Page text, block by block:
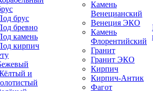
брус
бревно
камень
кирпич
и
Камень
Венецианский
Венеция ЭКО
Камень
Флорентийский
Гранит
Гранит ЭКО
Кирпич
Кирпич-Антик
Фагот